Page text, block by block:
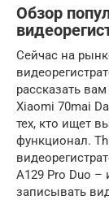
Обзор
Сейчас на
рассказать
Xiaomi 70mai
тех, кто ищет
функционал.
A129 Pro Duo –
записывать